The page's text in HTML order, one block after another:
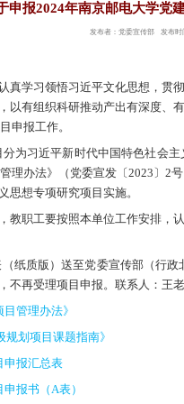
关
门：
入开展理论研究和阐
政治教育校级规划项
教育校级规划项目